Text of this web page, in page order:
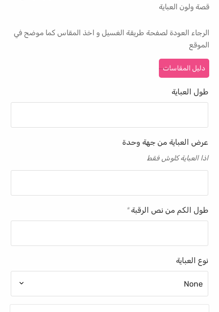
قصة ولون العباية
الرجاء العودة لصفحة طريقة الغسيل و اخذ المقاس كما موضح في
الموقع
دليل المقاسات
طول العباية
عرض العباية من جهة وحدة
اذا العباية كلوش فقط
طول الكم من نص الرقبة*
نوع العباية